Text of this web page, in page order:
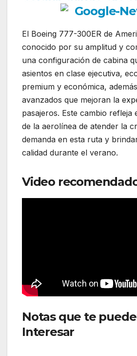
El Boeing 777-300ER de
conocido por su amplitud y
una configuración de cabina
asientos en clase ejecutiva,
premium y económica,
avanzados que mejoran la
pasajeros. Este cambio refleja
de la aerolínea de atender la
demanda en esta ruta y
calidad durante el verano.
Video
Notas que te
Interesar